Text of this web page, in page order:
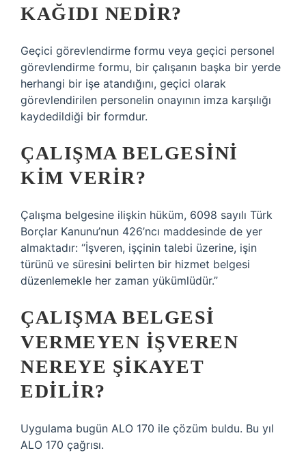
KAĞIDI NEDIR?
Geçici görevlendirme formu veya geçici personel
görevlendirme formu, bir çalışanın başka bir yerde
herhangi bir işe atandığını, geçici olarak
görevlendirilen personelin onayının imza karşılığı
kaydedildiği bir formdur.
ÇALIŞMA BELGESINI
KIM VERIR?
Çalışma belgesine ilişkin hüküm, 6098 sayılı Türk
Borçlar Kanunu’nun 426’ncı maddesinde de yer
almaktadır: “İşveren, işçinin talebi üzerine, işin
türünü ve süresini belirten bir hizmet belgesi
düzenlemekle her zaman yükümlüdür.”
ÇALIŞMA BELGESI
VERMEYEN IŞVEREN
NEREYE ŞIKAYET
EDILIR?
Uygulama bugün ALO 170 ile çözüm buldu. Bu yıl
ALO 170 çağrısı.